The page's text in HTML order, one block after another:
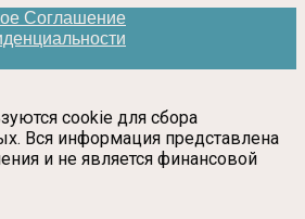
Соглашение
cookie для сбора
Вся информация представлена
и не является финансовой